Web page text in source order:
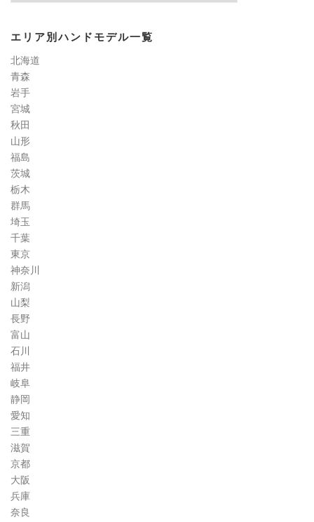
定
コ
ラ
ム
エリア別ハンドモデル一覧
北海道
青森
岩手
宮城
秋田
山形
福島
茨城
栃木
群馬
埼玉
千葉
東京
神奈川
新潟
山梨
長野
富山
石川
福井
岐阜
静岡
愛知
三重
滋賀
京都
大阪
兵庫
奈良